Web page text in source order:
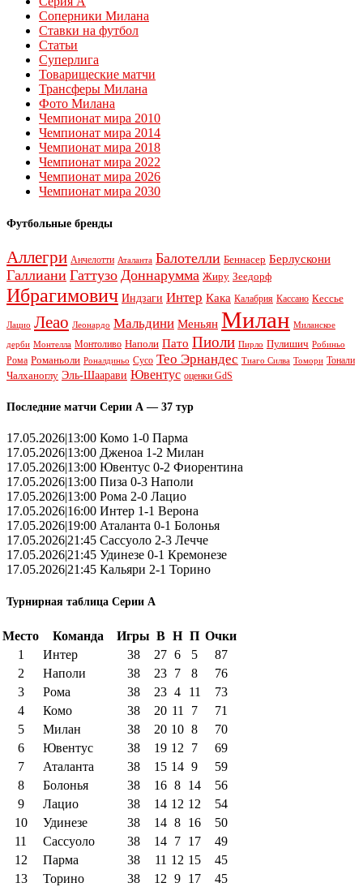
Соперники Милана
Ставки на футбол
Статьи
Суперлига
Товарищеские матчи
Трансферы Милана
Фото Милана
Чемпионат мира 2010
Чемпионат мира 2014
Чемпионат мира 2018
Чемпионат мира 2022
Чемпионат мира 2026
Чемпионат мира 2030
Футбольные бренды
Аллегри Анчелотти Аталанта Балотелли Беннасер Берлускони
Галлиани Гаттузо Доннарумма Жиру Зеедорф
Ибрагимович Индзаги Интер Кака Калабрия Кассано Кессье
Лацио Леао Леонардо Мальдини Меньян Милан Миланское
дерби Монтелла Монтоливо Наполи Пато Пиоли Пирло Пулишич Робиньо
Рома Романьоли Роналдиньо Сусо Тео Эрнандес Тиаго Силва Томори Тонали
Чалханоглу Эль-Шаарави Ювентус оценки GdS
Последние матчи Серии А — 37 тур
17.05.2026|13:00 Комо 1-0 Парма
17.05.2026|13:00 Дженоа 1-2 Милан
17.05.2026|13:00 Ювентус 0-2 Фиорентина
17.05.2026|13:00 Пиза 0-3 Наполи
17.05.2026|13:00 Рома 2-0 Лацио
17.05.2026|16:00 Интер 1-1 Верона
17.05.2026|19:00 Аталанта 0-1 Болонья
17.05.2026|21:45 Сассуоло 2-3 Лечче
17.05.2026|21:45 Удинезе 0-1 Кремонезе
17.05.2026|21:45 Кальяри 2-1 Торино
Турнирная таблица Серии А
Место Команда Игры В Н П Очки
1
Интер 38 27 6 5
87
2
Наполи 38 23 7 8
76
3
Рома 38 23 4 11
73
4
Комо 38 20 11 7
71
5
Милан 38 20 10 8
70
6
Ювентус 38 19 12 7
69
7
Аталанта 38 15 14 9
59
8
Болонья 38 16 8 14
56
9
Лацио 38 14 12 12
54
10
Удинезе 38 14 8 16
50
11
Сассуоло 38 14 7 17
49
12
Парма 38 11 12 15
45
13
Торино 38 12 9 17
45